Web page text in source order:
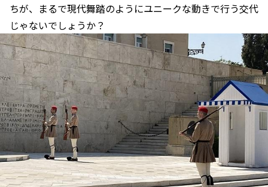
ちが、まるで現代舞踏のようにユニークな動きで行う交代
じゃないでしょうか？